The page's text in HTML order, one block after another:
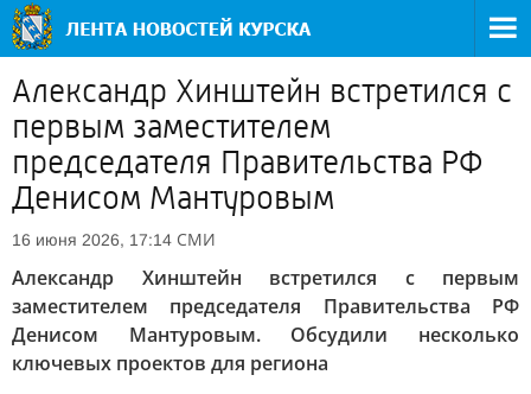
Александр Хинштейн встретился с
первым заместителем
председателя Правительства РФ
Денисом Мантуровым
16 июня 2026, 17:14 СМИ
Александр Хинштейн встретился с первым
заместителем председателя Правительства РФ
Денисом Мантуровым. Обсудили несколько
ключевых проектов для региона